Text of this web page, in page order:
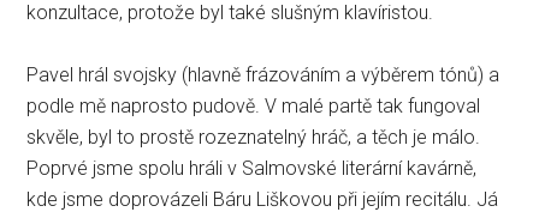
konzultace, protože byl také slušným klavíristou.
Pavel hrál svojsky (hlavně frázováním a výběrem tónů) a
podle mě naprosto pudově. V malé partě tak fungoval
skvěle, byl to prostě rozeznatelný hráč, a těch je málo.
Poprvé jsme spolu hráli v Salmovské literární kavárně,
kde jsme doprovázeli Báru Liškovou při jejím recitálu. Já